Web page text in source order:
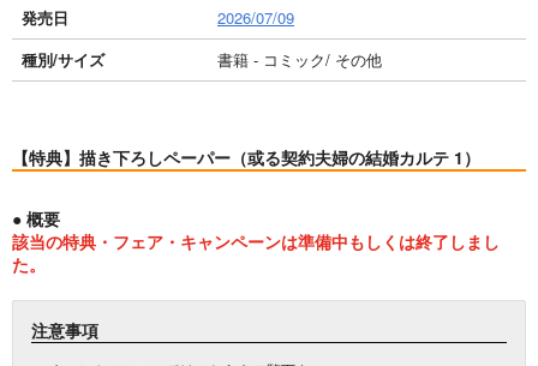
発売日
2026/07/09
種別/サイズ
書籍 - コミック/ その他
【特典】描き下ろしペーパー（或る契約夫婦の結婚カルテ 1）
● 概要
該当の特典・フェア・キャンペーンは準備中もしくは終了しまし
た。
注意事項